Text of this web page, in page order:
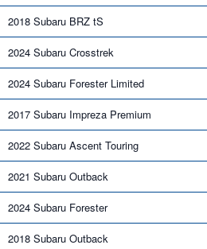
2018 Subaru BRZ tS
2024 Subaru Crosstrek
2024 Subaru Forester Limited
2017 Subaru Impreza Premium
2022 Subaru Ascent Touring
2021 Subaru Outback
2024 Subaru Forester
2018 Subaru Outback